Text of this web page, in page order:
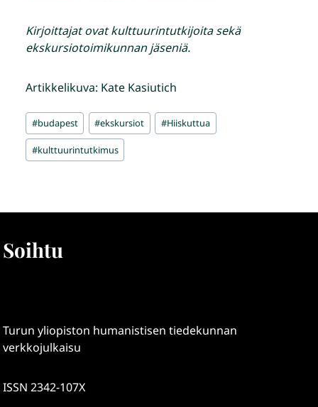
Kirjoittajat ovat kulttuurintutkijoita sekä
ekskursiotoimikunnan jäseniä.
Artikkelikuva: Kate Kasiutich
Avainsanat:
#budapest #ekskursiot #Hiiskuttua
#kulttuurintutkimus
Soihtu
Turun yliopiston humanistisen tiedekunnan
verkkojulkaisu
ISSN 2342-107X